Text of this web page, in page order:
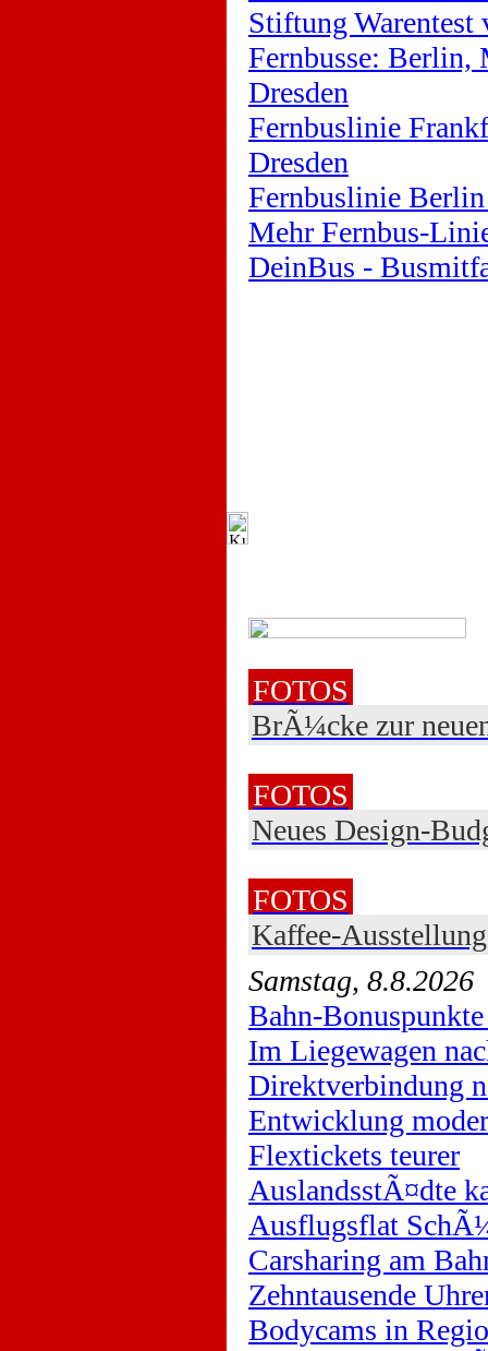
Stiftung Warentest
Fernbusse:
Dresden
Fernbuslinie
Dresden
Fernbuslinie
Mehr Fernbus-
DeinBus -
FOTOS
BrÃ¼cke zur
FOTOS
Neues Design-
FOTOS
Kaffee-
Samstag, 8.8.2026
Bahn-
Im Liegewagen
Direktverbindung
Entwicklung
Flextickets teurer
AuslandsstÃ¤dte
Ausflugsflat
Carsharing am
Zehntausende
Bodycams in